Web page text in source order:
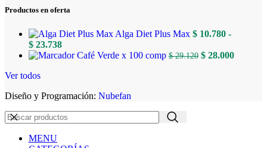
Productos en oferta
Alga Diet Plus Max $ 10.780 -
$ 23.738Rango
de
hasta
Café Verde x 100 comp $29.120 El
$ 28.000El
Ver todos
Diseño y Programación: Nubefan
MENU